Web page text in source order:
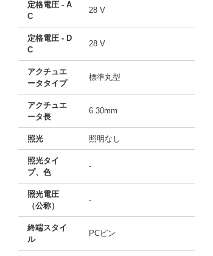
定格電圧 - A
C
28 V
定格電圧 - D
C
28 V
アクチュエ
ータタイプ
標準丸型
アクチュエ
ータ長
6.30mm
照光 照明なし
照光タイ
プ、色
-
照光電圧
（公称）
-
終端スタイ
ル
PCピン